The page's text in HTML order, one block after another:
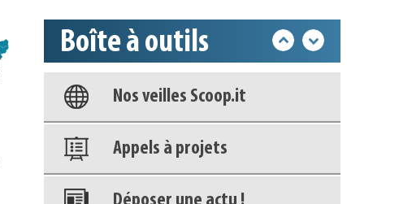
Boîte à outils
Base documentaire
Nos veilles Scoop.it
Appels à projets